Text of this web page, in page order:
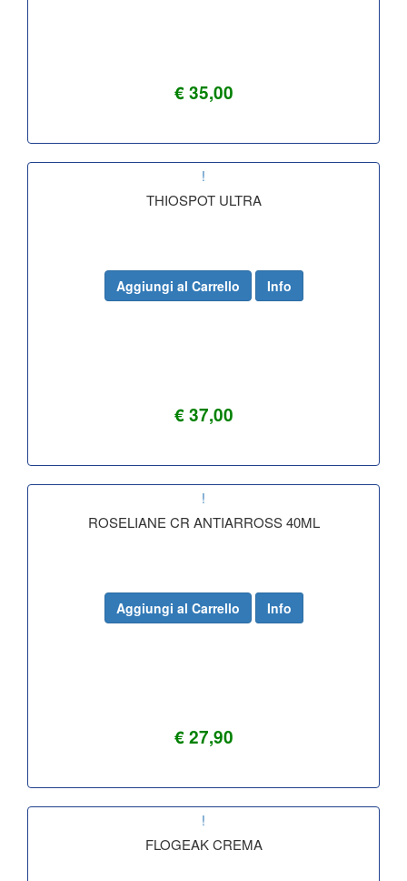
€ 35,00
!
THIOSPOT ULTRA
€ 37,00
Aggiungi al Carrello Info
!
ROSELIANE CR ANTIARROSS 40ML
€ 27,90
Aggiungi al Carrello Info
!
FLOGEAK CREMA